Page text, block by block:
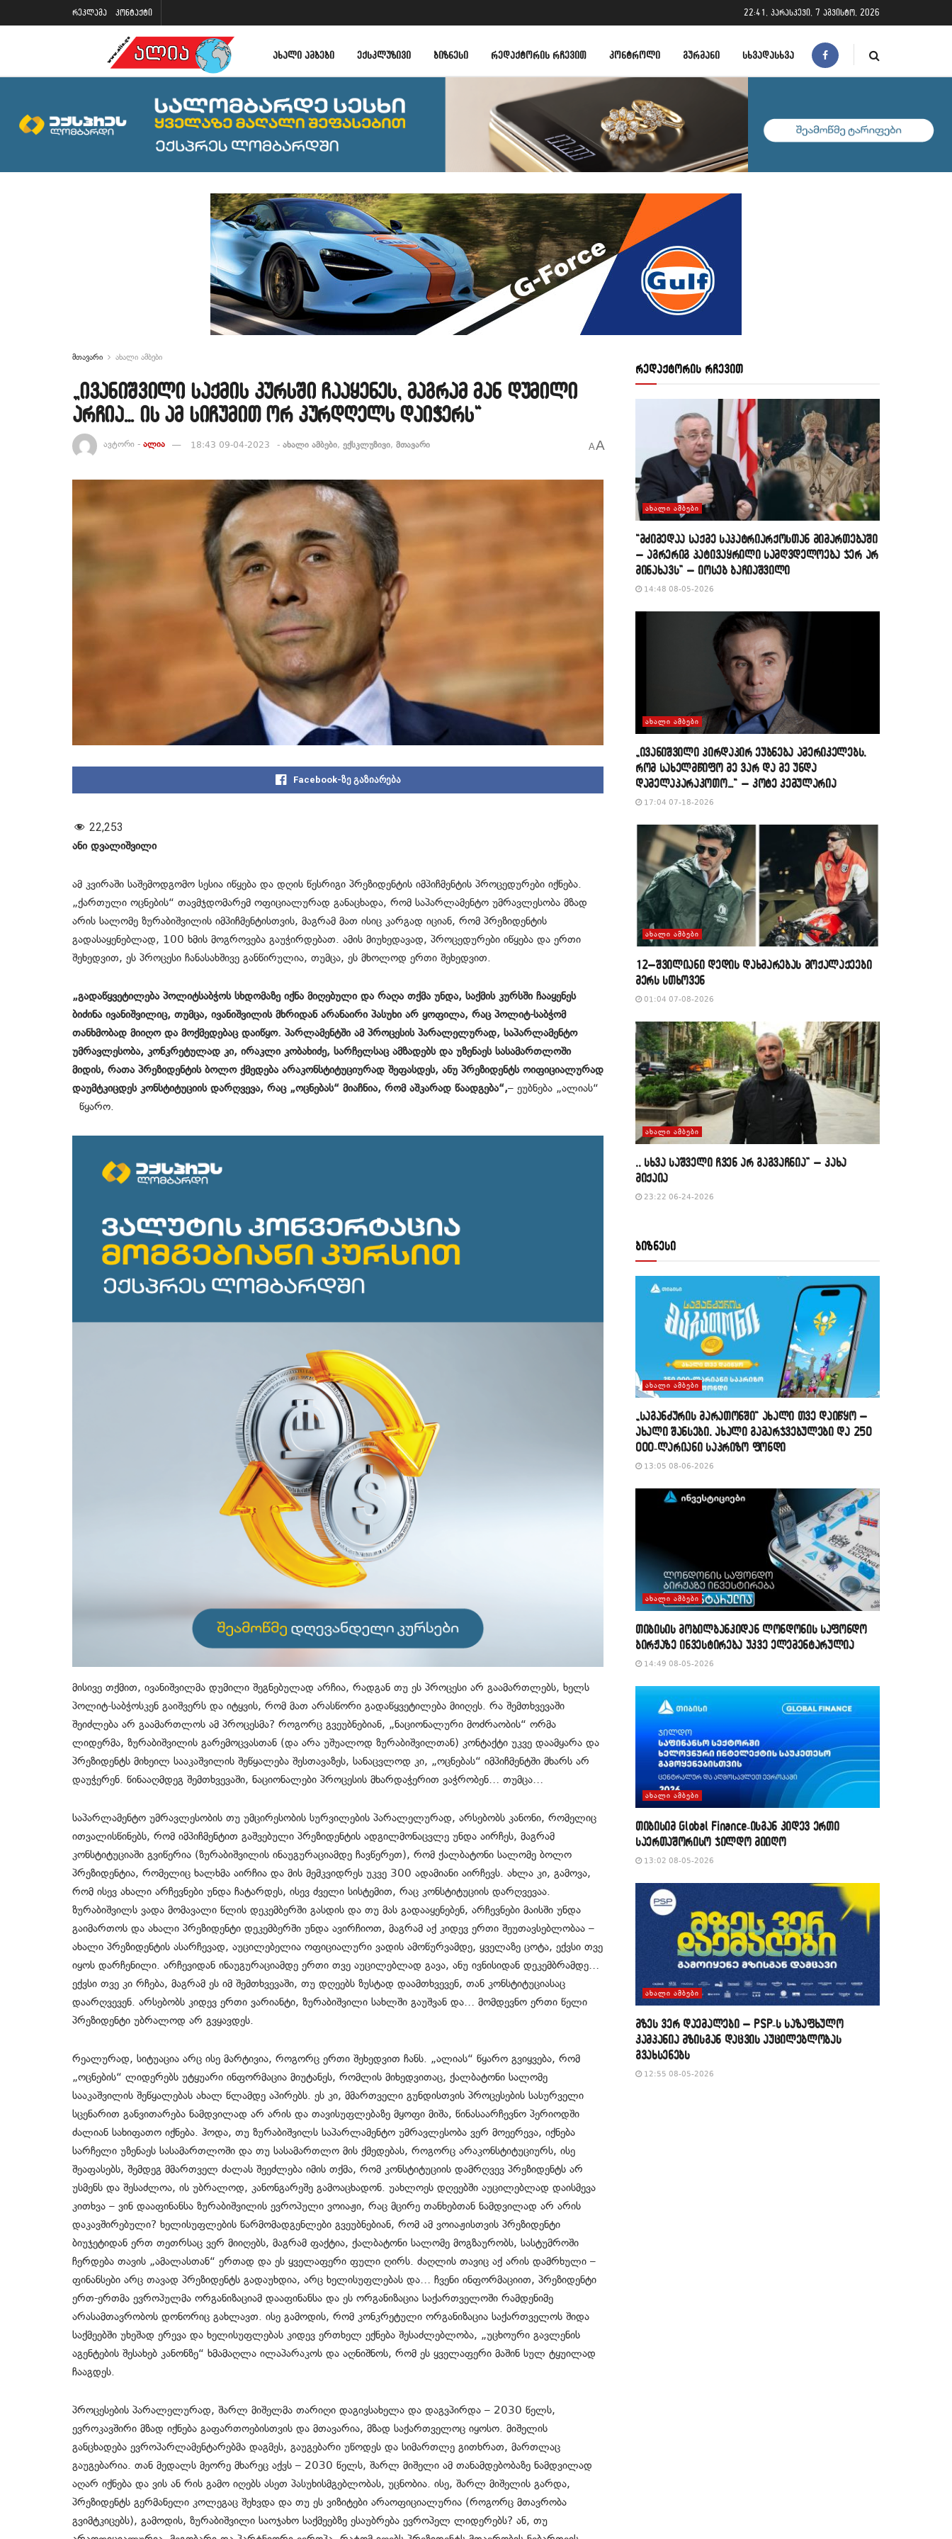
რეკლამა კონტაქტი 22:41, პარასკევი, 7 აგვისტო, 2026
ᲐᲮᲐᲚᲘ ᲐᲛᲑᲔᲑᲘ ᲔᲥᲡᲙᲚᲣᲖᲘᲕᲘ ᲑᲘᲖᲜᲔᲡᲘ ᲠᲔᲓᲐᲥᲢᲝᲠᲘᲡ ᲠᲩᲔᲕᲘᲗ ᲙᲝᲜᲢᲠᲝᲚᲘ ᲒᲣᲠᲛᲐᲜᲘ ᲡᲮᲕᲐᲓᲐᲡᲮᲕᲐ
მთავარი ახალი ამბები
„ივანიშვილი საქმის კურსში ჩააყენეს, მაგრამ მან დუმილი
არჩია… ის ამ სიჩუმით ორ კურდღელს დაიჭერს“
ავტორი - ალია 18:43 09-04-2023 - ახალი ამბები, ექსკლუზივი, მთავარი AA
Facebook-ზე გაზიარება
22,253
ანი დვალიშვილი
ამ კვირაში საშემოდგომო სესია იწყება და დღის წესრიგი პრეზიდენტის იმპიჩმენტის პროცედურები იქნება.
„ქართული ოცნების“ თავმჯდომარემ ოფიციალურად განაცხადა, რომ საპარლამენტო უმრავლესობა მზად
არის სალომე ზურაბიშვილის იმპიჩმენტისთვის, მაგრამ მათ ისიც კარგად იციან, რომ პრეზიდენტის
გადასაყენებლად, 100 ხმის მოგროვება გაუჭირდებათ. ამის მიუხედავად, პროცედურები იწყება და ერთი
შეხედვით, ეს პროცესი ჩანასახშივე განწირულია, თუმცა, ეს მხოლოდ ერთი შეხედვით.
„გადაწყვეტილება პოლიტსაბჭოს სხდომაზე იქნა მიღებული და რაღა თქმა უნდა, საქმის კურსში ჩააყენეს
ბიძინა ივანიშვილიც, თუმცა, ივანიშვილის მხრიდან არანაირი პასუხი არ ყოფილა, რაც პოლიტ-საბჭომ
თანხმობად მიიღო და მოქმედებაც დაიწყო. პარლამენტში ამ პროცესის პარალელურად, საპარლამენტო
უმრავლესობა, კონკრეტულად კი, ირაკლი კობახიძე, სარჩელსაც ამზადებს და უზენაეს სასამართლოში
მიდის, რათა პრეზიდენტის ბოლო ქმედება არაკონსტიტუციურად შეფასდეს, ანუ პრეზიდენტს ოიფიციალურად
დაუმტკიცდეს კონსტიტუციის დარღვევა, რაც „ოცნებას“ მიაჩნია, რომ აშკარად წაადგება“,– ეუბნება „ალიას“
წყარო.
მისივე თქმით, ივანიშვილმა დუმილი შეგნებულად არჩია, რადგან თუ ეს პროცესი არ გაამართლებს, ხელს
პოლიტ-საბჭოსკენ გაიშვერს და იტყვის, რომ მათ არასწორი გადაწყვეტილება მიიღეს. რა შემთხვევაში
შეიძლება არ გაამართლოს ამ პროცესმა? როგორც გვეუბნებიან, „ნაციონალური მოძრაობის“ ორმა
ლიდერმა, ზურაბიშვილის გარემოცვასთან (და არა უშუალოდ ზურაბიშვილთან) კონტაქტი უკვე დაამყარა და
პრეზიდენტს მიხეილ სააკაშვილის შეწყალება შესთავაზეს, სანაცვლოდ კი, „ოცნებას“ იმპიჩმენტში მხარს არ
დაუჭერენ. წინააღმდეგ შემთხვევაში, ნაციონალები პროცესის მხარდაჭერით ვაჭრობენ… თუმცა…
საპარლამენტო უმრავლესობის თუ უმცირესობის სურვილების პარალელურად, არსებობს კანონი, რომელიც
ითვალისწინებს, რომ იმპიჩმენტით გაშვებული პრეზიდენტის ადგილმონაცვლე უნდა აირჩეს, მაგრამ
კონსტიტუციაში გვიწერია (ზურაბიშვილის ინაუგურაციამდე ჩავწერეთ), რომ ქალბატონი სალომე ბოლო
პრეზიდენტია, რომელიც ხალხმა აირჩია და მის მემკვიდრეს უკვე 300 ადამიანი აირჩევს. ახლა კი, გამოვა,
რომ ისევ ახალი არჩევნები უნდა ჩატარდეს, ისევ ძველი სისტემით, რაც კონსტიტუციის დარღვევაა.
ზურაბიშვილს ვადა მომავალი წლის დეკემბერში გასდის და თუ მას გადააყენებენ, არჩევნები მაისში უნდა
გაიმართოს და ახალი პრეზიდენტი დეკემბერში უნდა ავირჩიოთ, მაგრამ აქ კიდევ ერთი შეუთავსებლობაა –
ახალი პრეზიდენტის ასარჩევად, აუცილებელია ოფიციალური ვადის ამოწურვამდე, ყველაზე ცოტა, ექვსი თვე
იყოს დარჩენილი. არჩევიდან ინაუგურაციამდე ერთი თვე აუცილებლად გავა, ანუ ივნისიდან დეკემბრამდე…
ექვსი თვე კი რჩება, მაგრამ ეს იმ შემთხვევაში, თუ დღეებს ზუსტად დაამთხვევენ, თან კონსტიტუციასაც
დაარღვევენ. არსებობს კიდევ ერთი ვარიანტი, ზურაბიშვილი სახლში გაუშვან და… მომდევნო ერთი წელი
პრეზიდენტი უბრალოდ არ გვყავდეს.
რეალურად, სიტუაცია არც ისე მარტივია, როგორც ერთი შეხედვით ჩანს. „ალიას“ წყარო გვიყვება, რომ
„ოცნების“ ლიდერებს უტყუარი ინფორმაცია მიუტანეს, რომლის მიხედვითაც, ქალბატონი სალომე
სააკაშვილის შეწყალებას ახალ წლამდე აპირებს. ეს კი, მმართველი გუნდისთვის პროცესების სასურველი
სცენარით განვითარება ნამდვილად არ არის და თავისუფლებაზე მყოფი მიშა, წინასაარჩევნო პერიოდში
ძალიან სახიფათო იქნება. ჰოდა, თუ ზურაბიშვილს საპარლამენტო უმრავლესობა ვერ მოეერევა, იქნება
სარჩელი უზენაეს სასამართლოში და თუ სასამართლო მის ქმედებას, როგორც არაკონსტიტუციურს, ისე
შეაფასებს, შემდეგ მმართველ ძალას შეეძლება იმის თქმა, რომ კონსტიტუციის დამრღვევ პრეზიდენტს არ
უსმენს და შესაძლოა, ის უბრალოდ, კანონგარეშე გამოაცხადონ. უახლოეს დღეებში აუცილებლად დაისმევა
კითხვა – ვინ დააფინანსა ზურაბიშვილის ევროპული ვოიაჟი, რაც მცირე თანხებთან ნამდვილად არ არის
დაკავშირებული? ხელისუფლების წარმომადგენლები გვეუბნებიან, რომ ამ ვოიაჟისთვის პრეზიდენტი
ბიუჯეტიდან ერთ თეთრსაც ვერ მიიღებს, მაგრამ ფაქტია, ქალბატონი სალომე მოგზაურობს, სასტუმროში
ჩერდება თავის „ამალასთან“ ერთად და ეს ყველაფერი ფული ღირს. ძაღლის თავიც აქ არის დამრხული –
ფინანსები არც თავად პრეზიდენტს გადაუხდია, არც ხელისუფლებას და… ჩვენი ინფორმაციით, პრეზიდენტი
ერთ-ერთმა ევროპულმა ორგანიზაციამ დააფინანსა და ეს ორგანიზაცია საქართველოში რამდენიმე
არასამთავრობოს დონორიც გახლავთ. ისე გამოდის, რომ კონკრეტული ორგანიზაცია საქართველოს შიდა
საქმეებში უხეშად ერევა და ხელისუფლებას კიდევ ერთხელ ექნება შესაძლებლობა, „უცხოური გავლენის
აგენტების შესახებ კანონზე“ ხმამაღლა ილაპარაკოს და აღნიშნოს, რომ ეს ყველაფერი მაშინ სულ ტყუილად
ჩააგდეს.
პროცესების პარალელურად, შარლ მიშელმა თარიღი დაგივსახელა და დაგვპირდა – 2030 წელს,
ევროკავშირი მზად იქნება გაფართოებისთვის და მთავარია, მზად საქართველოც იყოსო. მიშელის
განცხადება ევროპარლამენტარებმა დაგმეს, გაუგებარი უწოდეს და სიმართლე გითხრათ, მართლაც
გაუგებარია. თან მედალს მეორე მხარეც აქვს – 2030 წელს, შარლ მიშელი ამ თანამდებობაზე ნამდვილად
აღარ იქნება და ვის ან რის გამო იღებს ასეთ პასუხისმგებლობას, უცნობია. ისე, შარლ მიშელის გარდა,
პრეზიდენტს გერმანელი კოლეგაც შეხვდა და თუ ეს ვიზიტები არაოფიციალურია (როგორც მთავრობა
გვიმტკიცებს), გამოდის, ზურაბიშვილი საოჯახო საქმეებზე ესაუბრება ევროპელ ლიდერებს? ან, თუ
რედაქტორის რჩევით
ᲐᲮᲐᲚᲘ ᲐᲛᲑᲔᲑᲘ
“მძიმედაა საქმე საპატრიარქოსთან მიმართებაში
– აგრერიგ პატივაყრილი სამღვდელოება ჯერ არ
მინახავს” – იოსებ ბაჩიაშვილი
14:48 08-05-2026
ᲐᲮᲐᲚᲘ ᲐᲛᲑᲔᲑᲘ
„ივანიშვილი პირდაპირ ეუბნება ამერიკელებს,
რომ სახელმწიფო მე ვარ და მე უნდა
დამელაპარაკოთო…“ – კოტე კემულარია
17:04 07-18-2026
ᲐᲮᲐᲚᲘ ᲐᲛᲑᲔᲑᲘ
12–შვილიანი დედის დახმარებას მოქალაქეები
მერს სთხოვენ
01:04 07-08-2026
ᲐᲮᲐᲚᲘ ᲐᲛᲑᲔᲑᲘ
,, სხვა საშველი ჩვენ არ გაგვაჩნია” – კახა
მიქაია
23:22 06-24-2026
ბიზნესი
ᲐᲮᲐᲚᲘ ᲐᲛᲑᲔᲑᲘ
„საგანძურის მარათონში“ ახალი თვე დაიწყო –
ახალი შანსები, ახალი გამარჯვებულები და 250
000-ლარიანი საპრიზო ფონდი
13:05 08-06-2026
ᲐᲮᲐᲚᲘ ᲐᲛᲑᲔᲑᲘ
თიბისის მობილბანკიდან ლონდონის საფონდო
ბირჟაზე ინვესტირება უკვე ელემენტარულია
14:49 08-05-2026
ᲐᲮᲐᲚᲘ ᲐᲛᲑᲔᲑᲘ
თიბისიმ Global Finance-ისგან კიდევ ერთი
საერთაშორისო ჯილდო მიიღო
13:02 08-05-2026
ᲐᲮᲐᲚᲘ ᲐᲛᲑᲔᲑᲘ
მზეს ვერ დაემალები – PSP-ს საზაფხულო
კამპანია მზისგან დაცვის აუცილებლობას
გვახსენებს
12:55 08-05-2026